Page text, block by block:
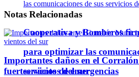
Cooperativa y Bomberos
para optimizar las
servicios de emergencias
Notas Relacionadas
Importantes daños en el
fuertes vientos del sur